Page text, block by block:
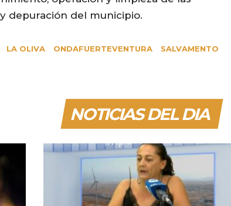
depuración del municipio.
LA OLIVA ONDAFUERTEVENTURA
SALVAMENTO
NOTICIAS DEL DIA